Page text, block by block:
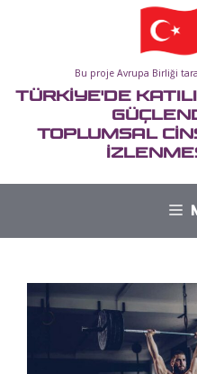
Bu proje Avrupa Birliği
TÜRKİYE'DE
TOPLUMSAL